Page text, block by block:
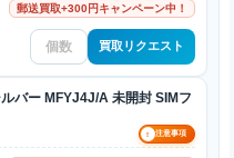
郵送買取+300円キャンペーン中！
買取リクエスト
バー MFYJ4J/A 未開封 SIMフ
! 注意事項